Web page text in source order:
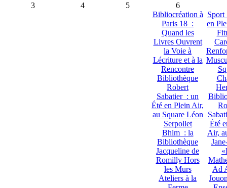
3
4 5
6
Bibliocréation à
Paris 18 :
Quand les
Livres Ouvrent
la Voie à
Lécriture et à la
Rencontre
Bibliothèque
Robert
Sabatier : un
Été en Plein Air,
au Square Léon
Serpollet
Bhlm : la
Bibliothèque
Jacqueline de
Romilly Hors
les Murs
Ateliers à la
Sport
en
Été
Air,
Ad